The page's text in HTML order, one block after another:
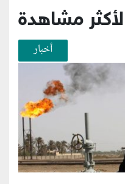
مشاهدة
أخبار